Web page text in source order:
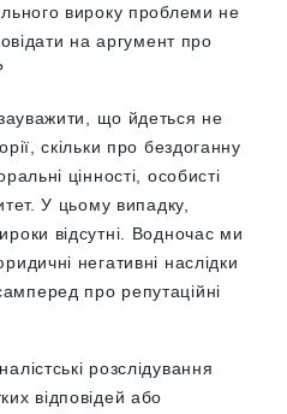
вироку проблеми не
на аргумент про
що йдеться не
скільки про бездоганну
цінності, особисті
У цьому випадку,
відсутні. Водночас ми
негативні наслідки
про репутаційні
розслідування
відповідей або